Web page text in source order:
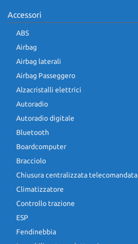
Accessori
ABS
Airbag
Airbag laterali
Airbag Passeggero
Alzacristalli elettrici
Autoradio
Autoradio digitale
Bluetooth
Boardcomputer
Bracciolo
Chiusura centralizzata telecomandata
Climatizzatore
Controllo trazione
ESP
Fendinebbia